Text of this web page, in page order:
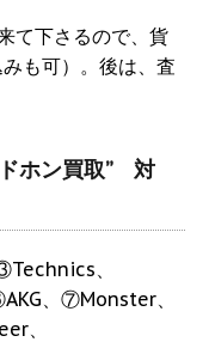
て下さるので、貨
も可）。後は、査
ホン買取” 対
、
、⑦Monster、
、